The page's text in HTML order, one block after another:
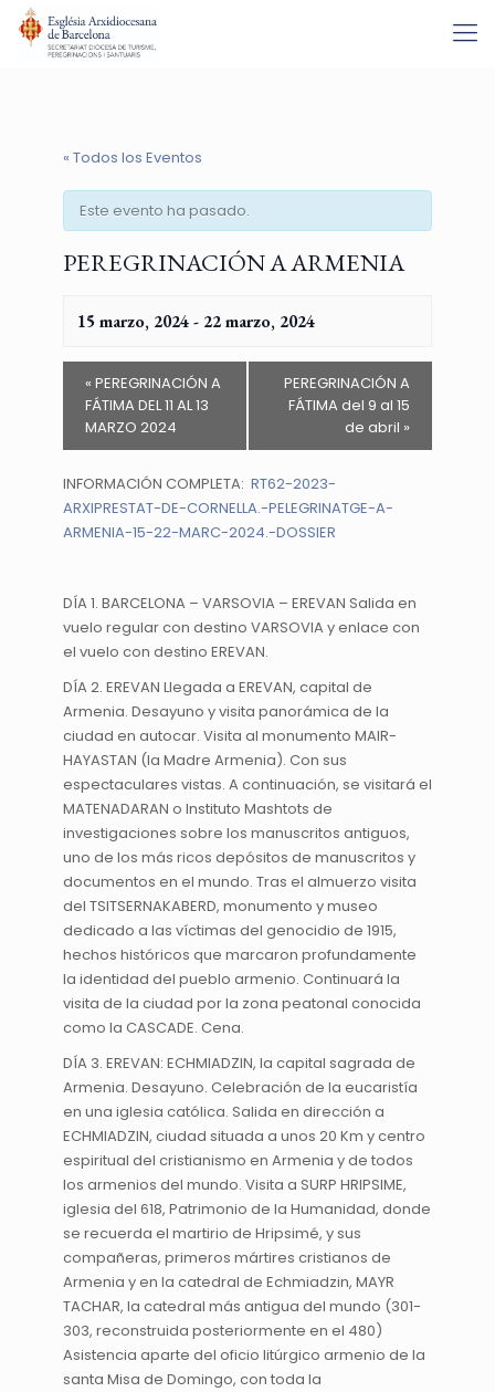
« Todos los Eventos
Este evento ha pasado.
PEREGRINACIÓN A ARMENIA
15 marzo, 2024- 22 marzo, 2024
« PEREGRINACIÓN A
FÁTIMA DEL 11 AL 13
MARZO 2024
PEREGRINACIÓN A
FÁTIMA del 9 al 15
de abril »
INFORMACIÓN COMPLETA: RT62-2023-
ARXIPRESTAT-DE-CORNELLA.-PELEGRINATGE-A-
ARMENIA-15-22-MARC-2024.-DOSSIER
DÍA 1. BARCELONA – VARSOVIA – EREVAN Salida en
vuelo regular con destino VARSOVIA y enlace con
el vuelo con destino EREVAN.
DÍA 2. EREVAN Llegada a EREVAN, capital de
Armenia. Desayuno y visita panorámica de la
ciudad en autocar. Visita al monumento MAIR-
HAYASTAN (la Madre Armenia). Con sus
espectaculares vistas. A continuación, se visitará el
MATENADARAN o Instituto Mashtots de
investigaciones sobre los manuscritos antiguos,
uno de los más ricos depósitos de manuscritos y
documentos en el mundo. Tras el almuerzo visita
del TSITSERNAKABERD, monumento y museo
dedicado a las víctimas del genocidio de 1915,
hechos históricos que marcaron profundamente
la identidad del pueblo armenio. Continuará la
visita de la ciudad por la zona peatonal conocida
como la CASCADE. Cena.
DÍA 3. EREVAN: ECHMIADZIN, la capital sagrada de
Armenia. Desayuno. Celebración de la eucaristía
en una iglesia católica. Salida en dirección a
ECHMIADZIN, ciudad situada a unos 20 Km y centro
espiritual del cristianismo en Armenia y de todos
los armenios del mundo. Visita a SURP HRIPSIME,
iglesia del 618, Patrimonio de la Humanidad, donde
se recuerda el martirio de Hripsimé, y sus
compañeras, primeros mártires cristianos de
Armenia y en la catedral de Echmiadzin, MAYR
TACHAR, la catedral más antigua del mundo (301-
303, reconstruida posteriormente en el 480)
Asistencia aparte del oficio litúrgico armenio de la
santa Misa de Domingo, con toda la